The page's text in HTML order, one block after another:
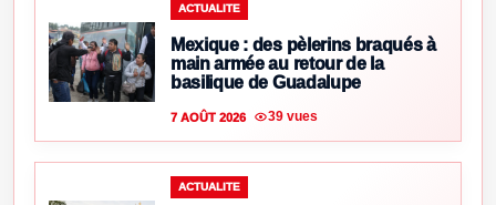
ACTUALITE
Mexique : des pèlerins braqués à
main armée au retour de la
basilique de Guadalupe
7 AOÛT 2026 39 vues
ACTUALITE